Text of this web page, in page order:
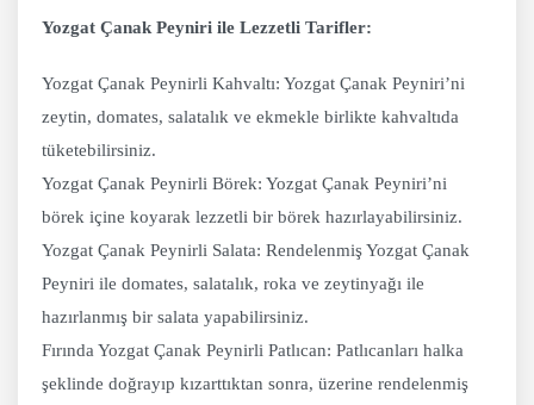
Yozgat Çanak Peyniri ile Lezzetli Tarifler:
Yozgat Çanak Peynirli Kahvaltı: Yozgat Çanak Peyniri’ni
zeytin, domates, salatalık ve ekmekle birlikte kahvaltıda
tüketebilirsiniz.
Yozgat Çanak Peynirli Börek: Yozgat Çanak Peyniri’ni
börek içine koyarak lezzetli bir börek hazırlayabilirsiniz.
Yozgat Çanak Peynirli Salata: Rendelenmiş Yozgat Çanak
Peyniri ile domates, salatalık, roka ve zeytinyağı ile
hazırlanmış bir salata yapabilirsiniz.
Fırında Yozgat Çanak Peynirli Patlıcan: Patlıcanları halka
şeklinde doğrayıp kızarttıktan sonra, üzerine rendelenmiş